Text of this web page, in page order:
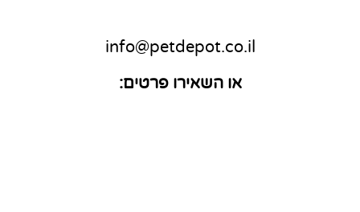
info@petdepot.co.il
או השאירו פרטים: